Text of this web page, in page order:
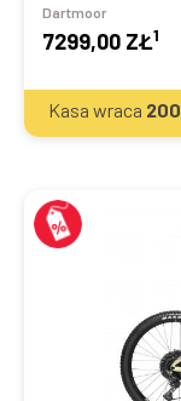
Dartmoor
7299,00 ZŁ1
Kasa wraca 200